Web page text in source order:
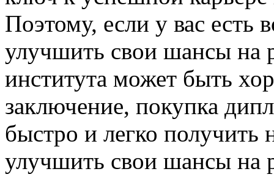
Поэтому, если у вас есть
улучшить свои шансы на
института может быть
заключение, покупка
быстро и легко получить
улучшить свои шансы на